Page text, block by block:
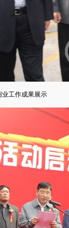
作成果展示